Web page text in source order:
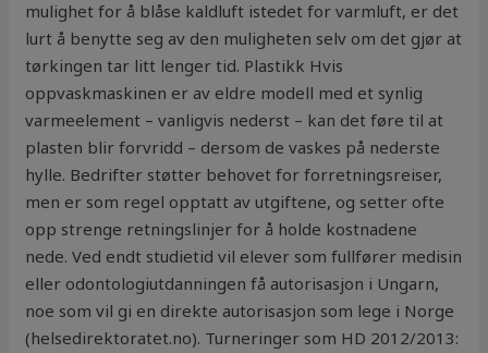
mulighet for å blåse kaldluft istedet for varmluft, er det
lurt å benytte seg av den muligheten selv om det gjør at
tørkingen tar litt lenger tid. Plastikk Hvis
oppvaskmaskinen er av eldre modell med et synlig
varmeelement – vanligvis nederst – kan det føre til at
plasten blir forvridd – dersom de vaskes på nederste
hylle. Bedrifter støtter behovet for forretningsreiser,
men er som regel opptatt av utgiftene, og setter ofte
opp strenge retningslinjer for å holde kostnadene
nede. Ved endt studietid vil elever som fullfører medisin
eller odontologiutdanningen få autorisasjon i Ungarn,
noe som vil gi en direkte autorisasjon som lege i Norge
(helsedirektoratet.no). Turneringer som HD 2012/2013: